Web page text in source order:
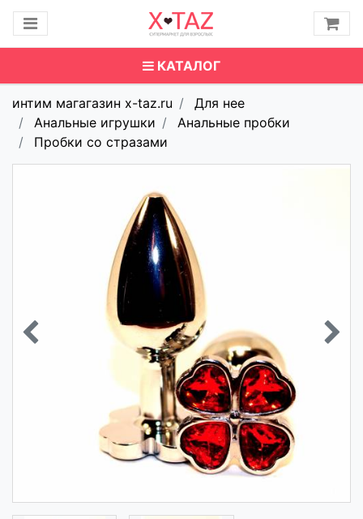
КАТАЛОГ
интим магагазин x-taz.ru
Для нее
Анальные игрушки
Анальные пробки
Пробки со стразами